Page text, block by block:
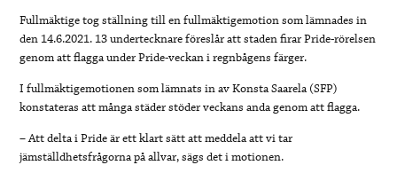
Fullmäktige tog ställning till en fullmäktigemotion som lämnades in
den 14.6.2021. 13 undertecknare föreslår att staden firar Pride-rörelsen
genom att flagga under Pride-veckan i regnbågens färger.
I fullmäktigemotionen som lämnats in av Konsta Saarela (SFP)
konstateras att många städer stöder veckans anda genom att flagga.
– Att delta i Pride är ett klart sätt att meddela att vi tar
jämställdhetsfrågorna på allvar, sägs det i motionen.